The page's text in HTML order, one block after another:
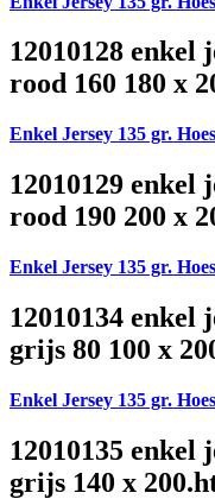
12010128 enkel
rood 160 180 x
Enkel Jersey 135 gr.
12010129 enkel
rood 190 200 x
Enkel Jersey 135 gr.
12010134 enkel
grijs 80 100 x
Enkel Jersey 135 gr.
12010135 enkel
grijs 140 x